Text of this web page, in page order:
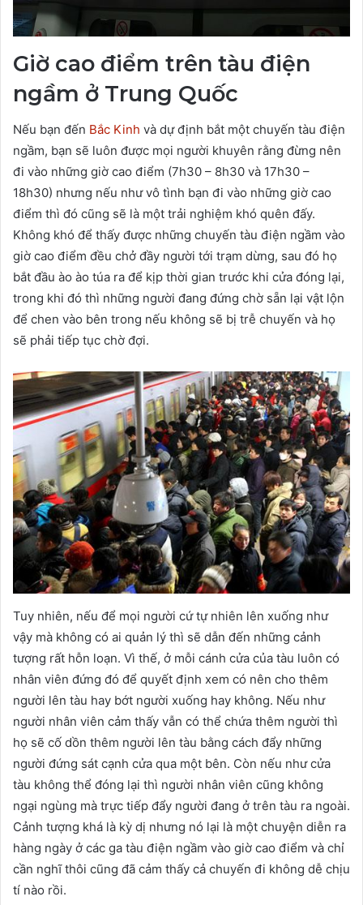
Giờ cao điểm trên tàu điện
ngầm ở Trung Quốc
Nếu bạn đến Bắc Kinh và dự định bắt một chuyến tàu điện
ngầm, bạn sẽ luôn được mọi người khuyên rằng đừng nên
đi vào những giờ cao điểm (7h30 – 8h30 và 17h30 –
18h30) nhưng nếu như vô tình bạn đi vào những giờ cao
điểm thì đó cũng sẽ là một trải nghiệm khó quên đấy.
Không khó để thấy được những chuyến tàu điện ngầm vào
giờ cao điểm đều chở đầy người tới trạm dừng, sau đó họ
bắt đầu ào ào túa ra để kịp thời gian trước khi cửa đóng lại,
trong khi đó thì những người đang đứng chờ sẵn lại vật lộn
để chen vào bên trong nếu không sẽ bị trễ chuyến và họ
sẽ phải tiếp tục chờ đợi.
Tuy nhiên, nếu để mọi người cứ tự nhiên lên xuống như
vậy mà không có ai quản lý thì sẽ dẫn đến những cảnh
tượng rất hỗn loạn. Vì thế, ở mỗi cánh cửa của tàu luôn có
nhân viên đứng đó để quyết định xem có nên cho thêm
người lên tàu hay bớt người xuống hay không. Nếu như
người nhân viên cảm thấy vẫn có thể chứa thêm người thì
họ sẽ cố dồn thêm người lên tàu bằng cách đẩy những
người đứng sát cạnh cửa qua một bên. Còn nếu như cửa
tàu không thể đóng lại thì người nhân viên cũng không
ngại ngùng mà trực tiếp đẩy người đang ở trên tàu ra ngoài.
Cảnh tượng khá là kỳ dị nhưng nó lại là một chuyện diễn ra
hàng ngày ở các ga tàu điện ngầm vào giờ cao điểm và chỉ
cần nghĩ thôi cũng đã cảm thấy cả chuyến đi không dễ chịu
tí nào rồi.